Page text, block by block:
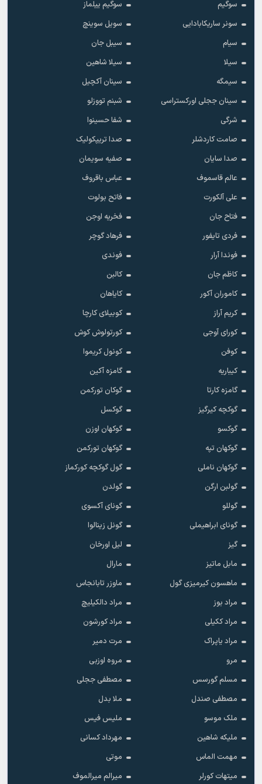
سوگیم
سوگیم ییلماز
سونر ساریکابادایی
سویل سوینچ
سیام
سیبل جان
سیلا
سیلا شاهین
سیمگه
سینان آکچیل
سینان ججلی اورکستراسی
شبنم تووزلو
شرگی
شفا حسینوا
صامت کاردشلر
صدا تریپکولیک
صدا سایان
صفیه سویمان
عالم قاسموف
عباس باقروف
علی آلکورت
فاتح بولوت
فتاح جان
فخریه اوجن
فردی تایفور
فرهاد گوچر
فوندا آرار
فوندی
کاظم جان
کالبن
کاموران آکور
کایاهان
کریم آراز
کوبیلای کارچا
کورای آوجی
کورتولوش کوش
کوفن
کونول کریموا
کیباریه
گامزه آکین
گامزه کارتا
گوکان تورکمن
گوکچه کیرگیز
گوکسل
گوکسو
گوکهان اوزن
گوکهان تپه
گوکهان تورکمن
گوکهان ناملی
گول گوکچه کورکماز
گولبن ارگن
گولدن
گوللو
گونای آکسوی
گونای ابراهیملی
گونل زینالوا
گیز
لیل اورخان
مابل ماتیز
مارال
ماهسون کیرمیزی گول
ماوزر تابانجاس
مراد بوز
مراد دالکیلیچ
مراد ککیلی
مراد کورشون
مراد یاپراک
مرت دمیر
مرو
مروه اوزبی
مسلم گورسس
مصطفی ججلی
مصطفی صندل
ملا بدل
ملک موسو
ملیس فیس
ملیکه شاهین
مهرداد کسانی
مهمت الماس
موتی
میتهات کورلر
میرالم میرالموف